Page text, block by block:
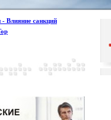
Влияние санкций